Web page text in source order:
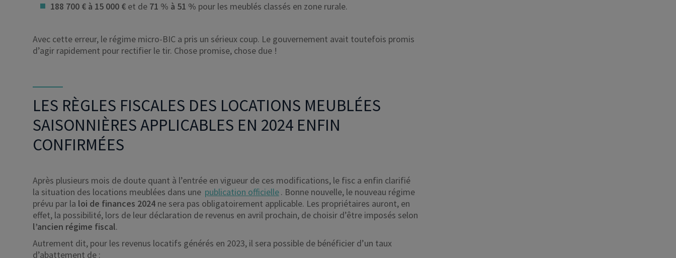
188 700 € à 15 000 € et de 71 % à 51 % pour les meublés classés en zone rurale.
Avec cette erreur, le régime micro-BIC a pris un sérieux coup. Le gouvernement avait toutefois promis
d’agir rapidement pour rectifier le tir. Chose promise, chose due !
LES RÈGLES FISCALES DES LOCATIONS MEUBLÉES
SAISONNIÈRES APPLICABLES EN 2024 ENFIN
CONFIRMÉES
Après plusieurs mois de doute quant à l’entrée en vigueur de ces modifications, le fisc a enfin clarifié
la situation des locations meublées dans une publication officielle. Bonne nouvelle, le nouveau régime
prévu par la loi de finances 2024 ne sera pas obligatoirement applicable. Les propriétaires auront, en
effet, la possibilité, lors de leur déclaration de revenus en avril prochain, de choisir d’être imposés selon
l’ancien régime fiscal.
Autrement dit, pour les revenus locatifs générés en 2023, il sera possible de bénéficier d’un taux
d’abattement de :